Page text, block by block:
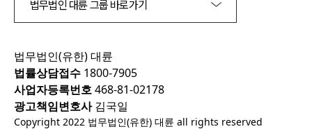
법무법인 대륜 그룹 바로가기
법무법인(유한) 대륜
법률상담접수 1800-7905
사업자등록번호468-81-02178
광고책임변호사김국일
Copyright 2022 법무법인(유한) 대륜 all rights reserved